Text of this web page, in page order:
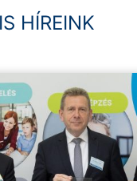
HÍREINK